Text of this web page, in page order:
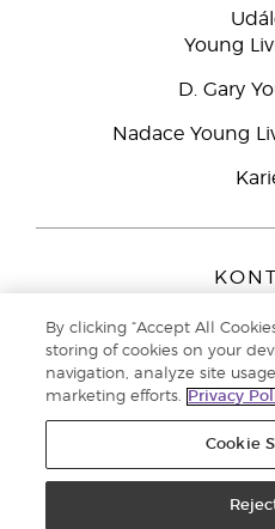
Young
D. Gary
Nadace Young
9727 AJ
Zákaznická
ochrany
By clicking “Accept All
storing of cookies on your
navigation, analyze site
marketing efforts.
Privacy
Cookie